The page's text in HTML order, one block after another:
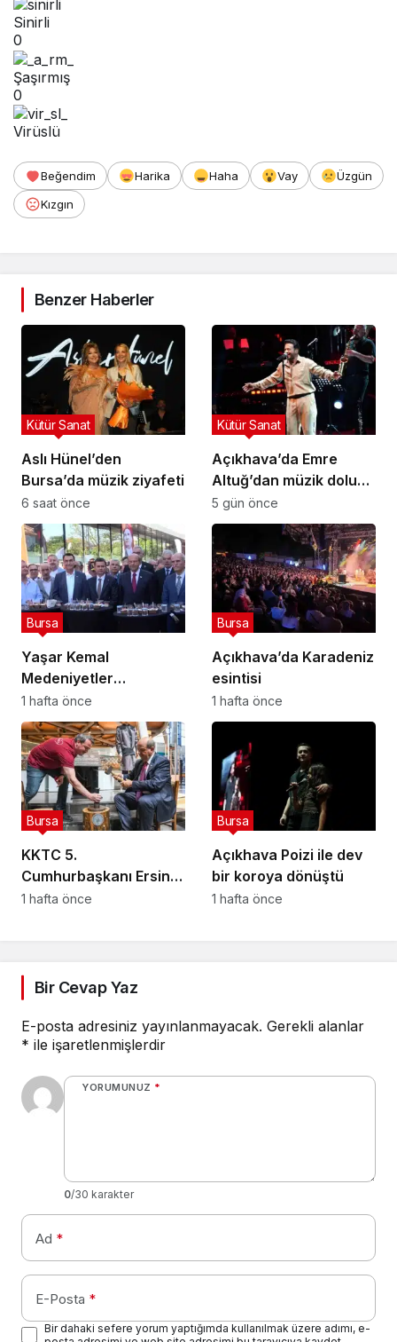
Sinirli
0
Şaşırmış
0
Virüslü
Beğendim Harika Haha Vay
Üzgün
Kızgın
Benzer Haberler
Aslı Hünel’den
Bursa’da müzik ziyafeti
Kütür Sanat
6 saat önce
Açıkhava’da Emre
Altuğ’dan müzik dolu
gece
Kütür Sanat
5 gün önce
Yaşar Kemal
Medeniyetler
Kütüphanesi, KKTC 5.
Cumhurbaşkanı
Tatar’ın da katılımıyla
açıldı
Bursa
1 hafta önce
Açıkhava’da Karadeniz
esintisi
Bursa
1 hafta önce
KKTC 5.
Cumhurbaşkanı Ersin
Tatar Osmangazi
Bursa
1 hafta önce
Açıkhava Poizi ile dev
bir koroya dönüştü
Bursa
1 hafta önce
Bir Cevap Yaz
E-posta adresiniz yayınlanmayacak. Gerekli alanlar
* ile işaretlenmişlerdir
YORUMUNUZ *
0/30 karakter
Ad *
E-Posta *
Bir dahaki sefere yorum yaptığımda kullanılmak üzere adımı, e-